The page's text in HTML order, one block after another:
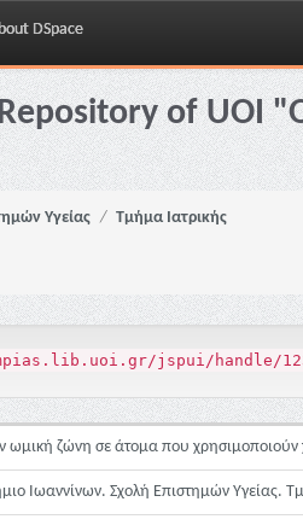
DSpace
of UOI
Υγείας
Τμήμα Ιατρικής
jspui/handle/
ωμική ζώνη σε άτομα που χρησιμοποιούν
Ιωαννίνων. Σχολή Επιστημών Υγείας.